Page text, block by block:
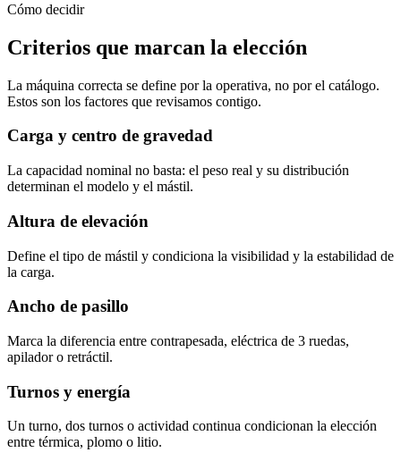
Cómo decidir
Criterios que marcan la elección
La máquina correcta se define por la operativa, no por el catálogo.
Estos son los factores que revisamos contigo.
Carga y centro de gravedad
La capacidad nominal no basta: el peso real y su distribución
determinan el modelo y el mástil.
Altura de elevación
Define el tipo de mástil y condiciona la visibilidad y la estabilidad de
la carga.
Ancho de pasillo
Marca la diferencia entre contrapesada, eléctrica de 3 ruedas,
apilador o retráctil.
Turnos y energía
Un turno, dos turnos o actividad continua condicionan la elección
entre térmica, plomo o litio.